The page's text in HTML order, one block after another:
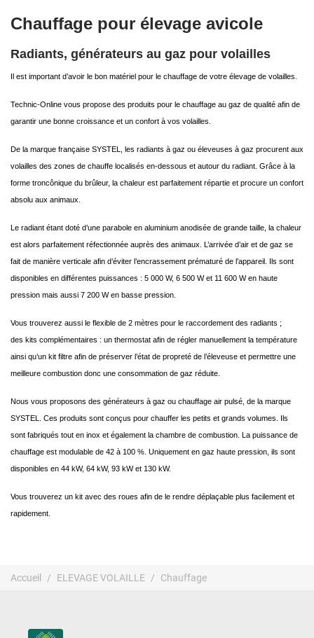
Chauffage pour élevage avicole
Radiants, générateurs au gaz pour volailles
Il est important d’avoir le bon matériel pour le chauffage de votre élevage de volailles.
Technic-Online vous propose des produits pour le chauffage au gaz de qualité afin de
garantir une bonne croissance et un confort à vos volailles.
De la marque française SYSTEL, les radiants à gaz ou éleveuses à gaz procurent aux
volailles des zones de chauffe localisés en-dessous et autour du radiant. Grâce à la
forme troncônique du brûleur, la chaleur est parfaitement répartie et procure un confort
absolu aux animaux.
Le radiant étant doté d’une parabole en aluminium anodisée de grande taille, la chaleur
est alors parfaitement réfectionnée auprès des animaux. L’arrivée d’air et de gaz se
fait de manière verticale afin d’éviter l’encrassement prématuré de l’appareil. Ils sont
disponibles en différentes puissances : 5 000 W, 6 500 W et 11 600 W en haute
pression mais aussi 7 200 W en basse pression.
Vous trouverez aussi le flexible de 2 mètres pour le raccordement des radiants ;
des kits complémentaires : un thermostat afin de régler manuellement la température
ainsi qu’un kit filtre afin de préserver l’état de propreté de l’éleveuse et permettre une
meilleure combustion donc une consommation de gaz réduite.
Nous vous proposons des générateurs à gaz ou chauffage air pulsé, de la marque
SYSTEL. Ces produits sont conçus pour chauffer les petits et grands volumes. Ils
sont fabriqués tout en inox et également la chambre de combustion. La puissance de
chauffage est modulable de 42 à 100 %. Uniquement en gaz haute pression, ils sont
disponibles en 44 kW, 64 kW, 93 kW et 130 kW.
Vous trouverez un kit avec des roues afin de le rendre déplaçable plus facilement et
rapidement.
Accueil ELEVAGE VOLAILLE Chauffage